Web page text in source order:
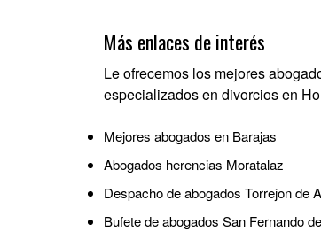
Más enlaces de interés
Le ofrecemos los mejores
especializados en divorcios en
Mejores abogados en Barajas
Abogados herencias Moratalaz
Despacho de abogados Torrejon de
Bufete de abogados San Fernando